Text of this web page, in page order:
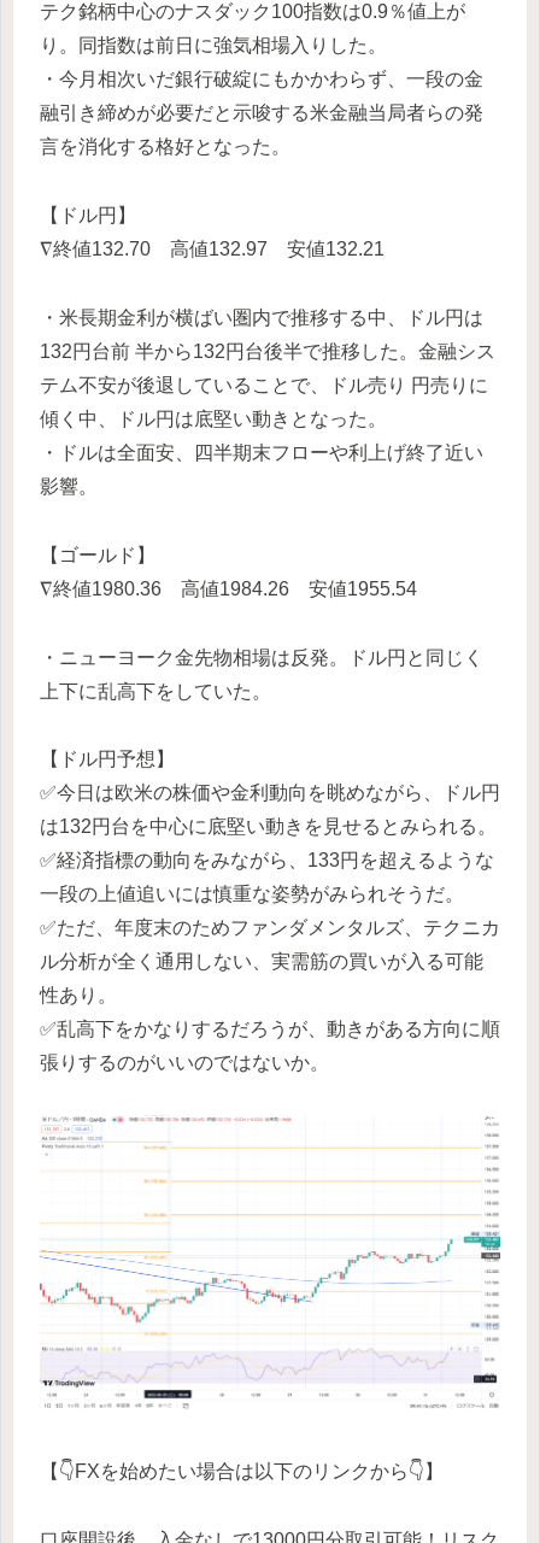
テク銘柄中心のナスダック100指数は0.9％値上が
り。同指数は前日に強気相場入りした。
・今月相次いだ銀行破綻にもかかわらず、一段の金
融引き締めが必要だと示唆する米金融当局者らの発
言を消化する格好となった。
【ドル円】
∇終値132.70 高値132.97 安値132.21
・米長期金利が横ばい圏内で推移する中、ドル円は
132円台前 半から132円台後半で推移した。金融シス
テム不安が後退していることで、ドル売り 円売りに
傾く中、ドル円は底堅い動きとなった。
・ドルは全面安、四半期末フローや利上げ終了近い
影響。
【ゴールド】
∇終値1980.36 高値1984.26 安値1955.54
・ニューヨーク金先物相場は反発。ドル円と同じく
上下に乱高下をしていた。
【ドル円予想】
✅今日は欧米の株価や金利動向を眺めながら、ドル円
は132円台を中心に底堅い動きを見せるとみられる。
✅経済指標の動向をみながら、133円を超えるような
一段の上値追いには慎重な姿勢がみられそうだ。
✅ただ、年度末のためファンダメンタルズ、テクニカ
ル分析が全く通用しない、実需筋の買いが入る可能
性あり。
✅乱高下をかなりするだろうが、動きがある方向に順
張りするのがいいのではないか。
【👇FXを始めたい場合は以下のリンクから👇】